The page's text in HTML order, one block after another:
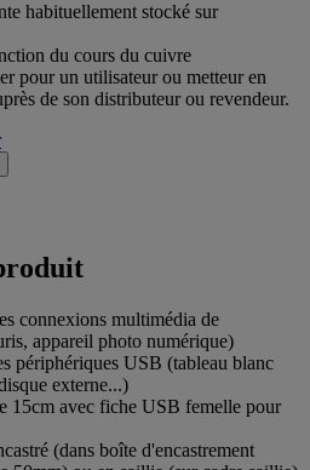
habituellement stocké sur
du cours du cuivre
pour un utilisateur ou metteur en
de son distributeur ou revendeur.
connexions multimédia de
appareil photo numérique)
périphériques USB (tableau blanc
externe...)
15cm avec fiche USB femelle pour
(dans boîte d'encastrement